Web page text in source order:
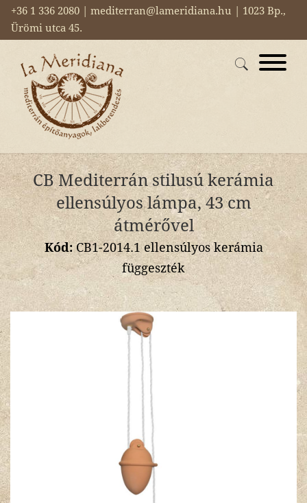
+36 1 336 2080 | mediterran@lameridiana.hu | 1023 Bp.,
Ürömi utca 45.
CB Mediterrán stilusú kerámia
ellensúlyos lámpa, 43 cm
átmérővel
Kód:CB1-2014.1 ellensúlyos kerámia
függeszték